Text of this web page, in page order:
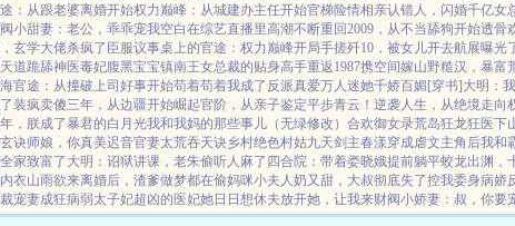
：从跟老婆离婚开始权力巅峰：从城建办主任开始官梯险情相亲认错人，闪婚千亿女
小甜妻：老公，乖乖宠我空白在综艺直播里高潮不断重回2009，从不当舔狗开始透骨
玄学大佬杀疯了 臣服议事桌上的官途：权力巅峰开局手搓歼10，被女儿开去航展曝光
道跪舔神医毒妃腹黑宝宝镇南王女总裁的贴身高手重返1987携空间嫁山野糙汉，暴富
官途：从撞破上司好事开始苟着苟着我成了反派真爱万人迷她千娇百媚[穿书] 大明：
装疯卖傻三年，从边疆开始崛起官阶，从亲子鉴定平步青云！ 逆袭人生，从绝境走向
，朕成了暴君的白月光我和我妈的那些事儿（无绿修改） 合欢御女录荒岛狂龙狂医下
诀师娘，你真美迟音官妻太荒吞天诀乡村绝色村姑九天剑主春漾穿成虐文主角后我和
家致富了 大明：诏狱讲课，老朱偷听人麻了 四合院：带着娄晓娥提前躺平蛟龙出渊，
衣山雨欲来离婚后，渣爹做梦都在偷妈咪小夫人奶又甜，大叔彻底失了控我委身病娇
宠妻成狂病弱太子妃超凶的 医妃她日日想休夫放开她，让我来财阀小娇妻：叔，你要